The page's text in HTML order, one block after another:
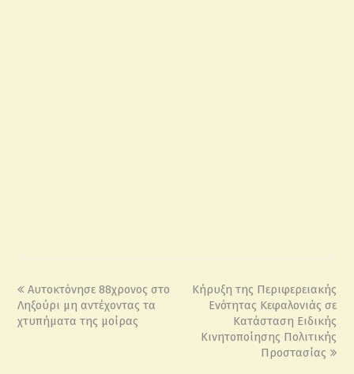
Αυτοκτόνησε 88χρονος στο
Ληξούρι μη αντέχοντας τα
χτυπήματα της μοίρας
Κήρυξη της Περιφερειακής
Ενότητας Κεφαλονιάς σε
Κατάσταση Ειδικής
Κινητοποίησης Πολιτικής
Προστασίας